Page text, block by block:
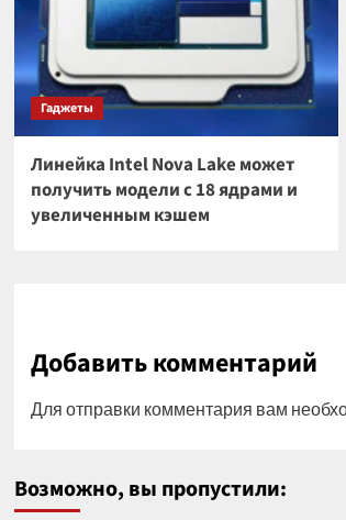
Гаджеты
Линейка Intel Nova Lake может
получить модели с 18 ядрами и
увеличенным кэшем
Добавить комментарий
Для отправки комментария вам
Возможно, вы пропустили: